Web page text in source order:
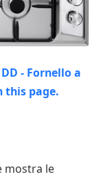
mostra le